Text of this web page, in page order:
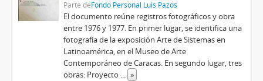
Parte deFondo Personal Luis Pazos
El documento reúne registros fotográficos y obra
entre 1976 y 1977. En primer lugar, se identifica una
fotografía de la exposición Arte de Sistemas en
Latinoamérica, en el Museo de Arte
Contemporáneo de Caracas. En segundo lugar, tres
obras: Proyecto ... »